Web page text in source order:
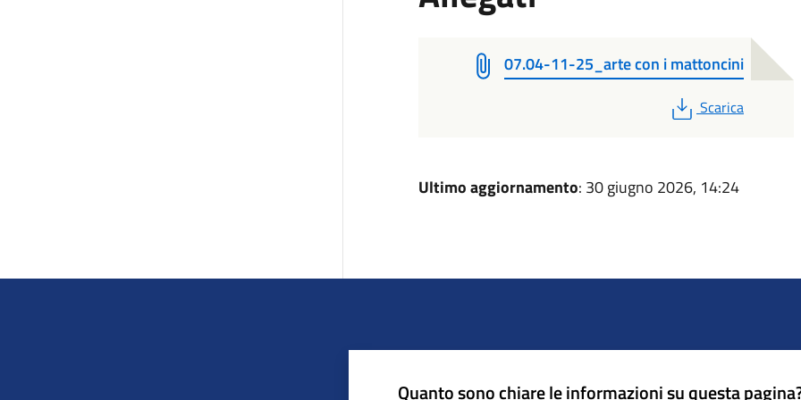
07.04-11-25_arte con i mattoncini
PDF
Scarica
Ultimo aggiornamento: 30 giugno 2026, 14:24
Quanto sono chiare le informazioni su questa